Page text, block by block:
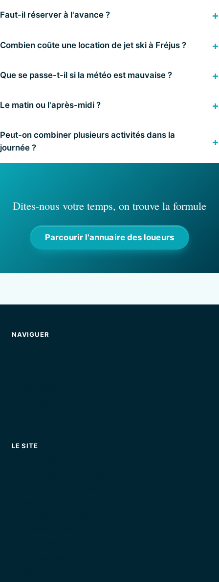
Faut-il réserver à l'avance ?
Combien coûte une location de jet ski à Fréjus ?
Que se passe-t-il si la météo est mauvaise ?
Le matin ou l'après-midi ?
Peut-on combiner plusieurs activités dans la
journée ?
Dites-nous votre temps, on trouve la formule
Parcourir l'annuaire des loueurs
NAVIGUER
LE SITE